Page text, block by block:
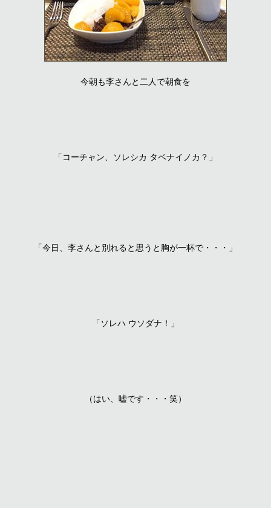
今朝も李さんと二人で朝食を
「コーチャン、ソレシカ タベナイノカ？」
「今日、李さんと別れると思うと胸が一杯で・・・」
「ソレハ ウソダナ！」
（はい、嘘です・・・笑）